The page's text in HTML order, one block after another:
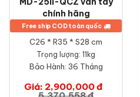
chính hãng
Free ship COD toàn quốc
C26 * R35 * S28 cm
Trọng lượng: 11kg
Bảo Hành: 36 Tháng
Giá: 2,900,000 đ